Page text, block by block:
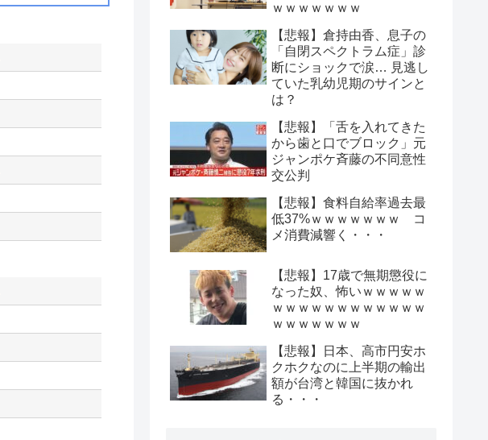
ｗｗｗｗｗｗｗ
【悲報】倉持由香、息子の
「自閉スペクトラム症」診
断にショックで涙… 見逃し
ていた乳幼児期のサインと
は？
【悲報】「舌を入れてきた
から歯と口でブロック」元
ジャンポケ斉藤の不同意性
交公判
【悲報】食料自給率過去最
低37%ｗｗｗｗｗｗｗ コ
メ消費減響く・・・
【悲報】17歳で無期懲役に
なった奴、怖いｗｗｗｗｗ
ｗｗｗｗｗｗｗｗｗｗｗｗ
ｗｗｗｗｗｗｗ
【悲報】日本、高市円安ホ
クホクなのに上半期の輸出
額が台湾と韓国に抜かれ
る・・・